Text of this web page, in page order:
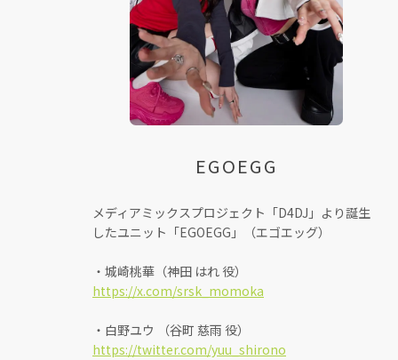
EGOEGG
メディアミックスプロジェクト「D4DJ」より誕生
したユニット「EGOEGG」（エゴエッグ）
・城崎桃華（神田 はれ 役）
https://x.com/srsk_momoka
・白野ユウ （谷町 慈雨 役）
https://twitter.com/yuu_shirono